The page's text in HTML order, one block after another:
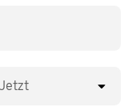
du in der
wenn du sicher
deine Fahrt
Jetzt